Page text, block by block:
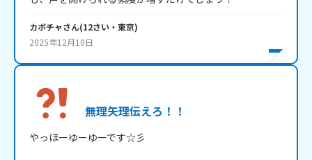
カボチャさん(12さい・ 東京)
2025年12月10日
無理矢理伝えろ！！
やっほーゆーゆーです☆彡